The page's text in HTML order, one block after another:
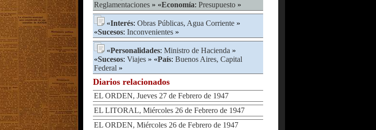
Reglamentaciones » «Economía: Presupuesto »
«Interés: Obras Públicas, Agua Corriente »
«Sucesos: Inconvenientes »
«Personalidades: Ministro de Hacienda »
«Sucesos: Viajes » «País: Buenos Aires, Capital
Federal »
Diarios relacionados
EL ORDEN, Jueves 27 de Febrero de 1947
EL LITORAL, Miércoles 26 de Febrero de 1947
EL ORDEN, Miércoles 26 de Febrero de 1947